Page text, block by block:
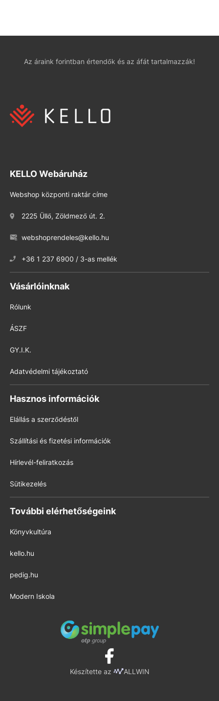
Az áraink forintban értendők és az áfát tartalmazzák!
KELLO Webáruház
Webshop központi raktár címe
2225 Üllő, Zöldmező út. 2.
webshoprendeles@kello.hu
+36 1 237 6900 / 3-as mellék
Vásárlóinknak
Rólunk
ÁSZF
GY.I.K.
Adatvédelmi tájékoztató
Hasznos információk
Elállás a szerződéstől
Szállítási és fizetési információk
Hírlevél-feliratkozás
Sütikezelés
További elérhetőségeink
Könyvkultúra
kello.hu
pedig.hu
Modern Iskola
Készítette az ALLWIN